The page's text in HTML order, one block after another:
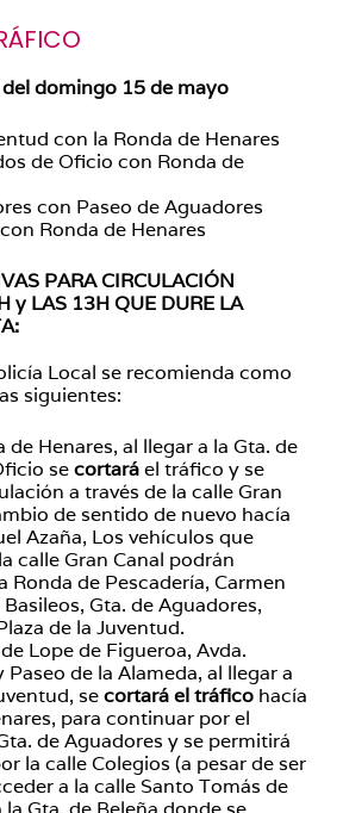
domingo 15 de mayo
con la Ronda de Henares
de Oficio con Ronda de
con Paseo de Aguadores
Ronda de Henares
PARA CIRCULACIÓN
y LAS 13H QUE DURE LA
Local se recomienda como
siguientes:
de Henares, al llegar a la Gta. de
secortaráel tráfico y se
a través de la calle Gran
de sentido de nuevo hacía
Azaña, Los vehículos que
calle Gran Canal podrán
Ronda de Pescadería, Carmen
Gta. de Aguadores,
de la Juventud.
Lope de Figueroa, Avda.
Paseo de la Alameda, al llegar a
secortará el tráfico hacía
para continuar por el
de Aguadores y se permitirá
la calle Colegios (a pesar de ser
a la calle Santo Tomás de